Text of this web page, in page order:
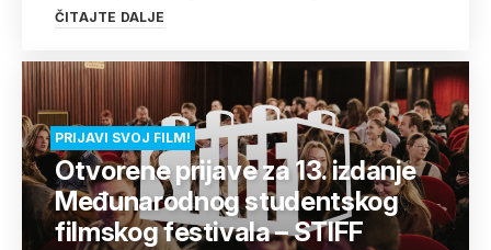
ČITAJTE DALJE
PRIJAVI SVOJ FILM!
Otvorene prijave za 13. izdanje
Međunarodnog studentskog
filmskog festivala – STIFF